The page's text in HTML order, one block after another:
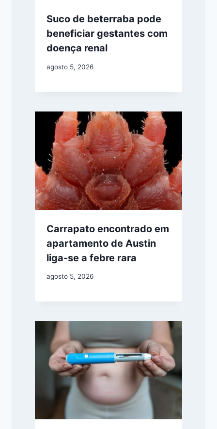
Suco de beterraba pode
beneficiar gestantes com
doença renal
agosto 5, 2026
Carrapato encontrado em
apartamento de Austin
liga-se a febre rara
agosto 5, 2026